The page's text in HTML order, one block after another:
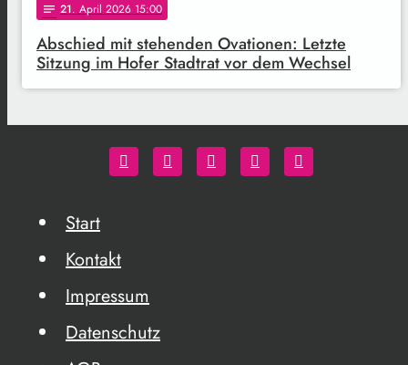
notes 21. April 2026 15:00
Abschied mit stehenden Ovationen: Letzte
Sitzung im Hofer Stadtrat vor dem Wechsel
Start
Kontakt
Impressum
Datenschutz